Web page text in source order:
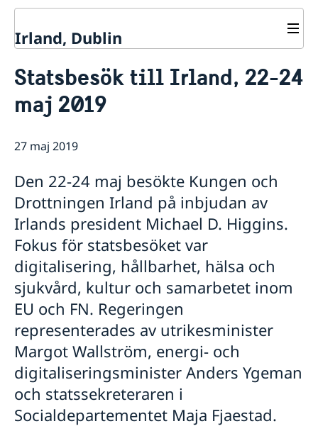
Irland, Dublin
Om oss
Ambassadens personal
Så stöttar vi svenska företag
Team Sweden
Så kan du få stöd
Svenska företag i Irland
Anmäl handelshinder
Nyheter
Nationaldagsfirande på ambassaden 8/6
Kalendarium
Lediga tjänster
Welcome Sweden-program
Statsbesök till Irland, 22-24
maj 2019
27 maj 2019
Den 22-24 maj besökte Kungen och
Drottningen Irland på inbjudan av
Irlands president Michael D. Higgins.
Fokus för statsbesöket var
digitalisering, hållbarhet, hälsa och
sjukvård, kultur och samarbetet inom
EU och FN. Regeringen
representerades av utrikesminister
Margot Wallström, energi- och
digitaliseringsminister Anders Ygeman
och statssekreteraren i
Socialdepartementet Maja Fjaestad.